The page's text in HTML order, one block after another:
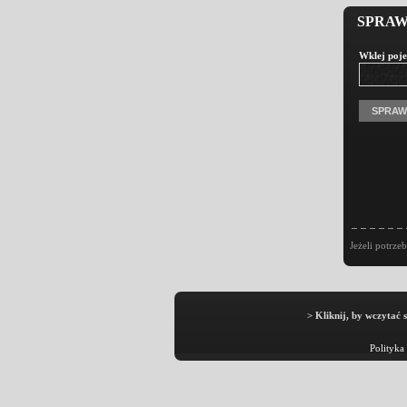
Wklej
Jeżeli
> Kliknij, by wczytać
Polityka